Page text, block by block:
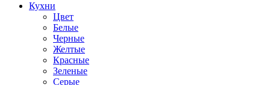
Кухни
Цвет
Белые
Черные
Желтые
Красные
Зеленые
Серые